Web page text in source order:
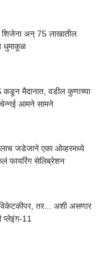
अन् 75 लाखातील
धुमाकूळ
मैदानात, वडील कुणाच्या
आमने सामने
जडेजाने एका ओव्हरमध्ये
फायरिंग सेलिब्रेशन
तर... अशी असणार
प्लेइंग-11